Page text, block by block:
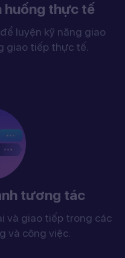
huống thực tế
luyện kỹ năng giao
giao tiếp thực tế.
tương tác
và giao tiếp trong các
và công việc.